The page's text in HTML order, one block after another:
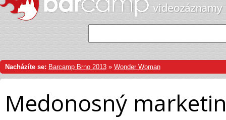
Nacházíte se: Barcamp Brno 2013 » Wonder Woman
Medonosný